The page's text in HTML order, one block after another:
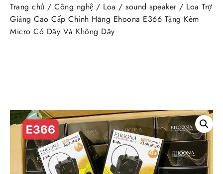
Trang chủ / Công nghệ / Loa / sound speaker/ Loa Trợ
Giảng Cao Cấp Chính Hãng Ehoona E366 Tặng Kèm
Micro Có Dây Và Không Dây